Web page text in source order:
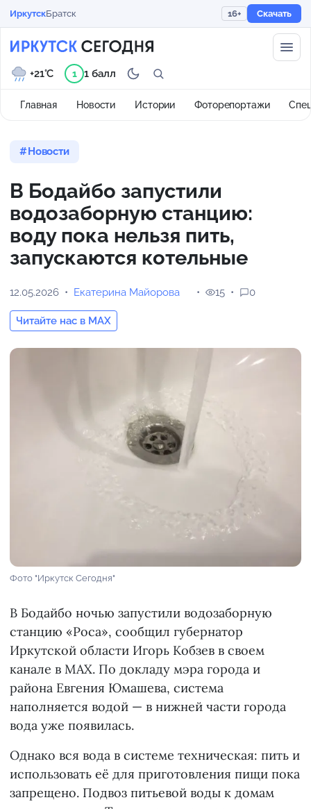
ИркутскБратск 16+ Скачать
Главная Новости Истории Фоторепортажи
+21°C 1 1 балл
Новости
В Бодайбо запустили
водозаборную станцию:
воду пока нельзя пить,
запускаются котельные
12.05.2026 Екатерина Майорова
Читайте нас в MAX
15 0
Фото "Иркутск Сегодня"
В Бодайбо ночью запустили водозаборную
станцию «Роса», сообщил губернатор
Иркутской области Игорь Кобзев в своем
канале в МАХ. По докладу мэра города и
района Евгения Юмашева, система
наполняется водой — в нижней части города
вода уже появилась.
Однако вся вода в системе техническая: пить и
использовать её для приготовления пищи пока
запрещено. Подвоз питьевой воды к домам